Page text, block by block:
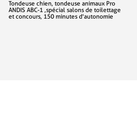
Tondeuse chien, tondeuse animaux Pro
ANDIS ABC-1 ,spécial salons de toilettage
et concours, 150 minutes d'autonomie